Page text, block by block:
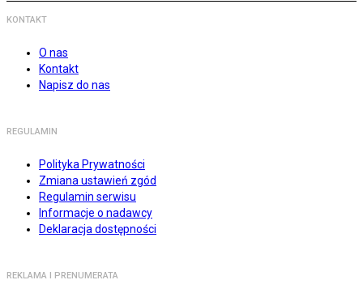
KONTAKT
O nas
Kontakt
Napisz do nas
REGULAMIN
Polityka Prywatności
Zmiana ustawień zgód
Regulamin serwisu
Informacje o nadawcy
Deklaracja dostępności
REKLAMA I PRENUMERATA